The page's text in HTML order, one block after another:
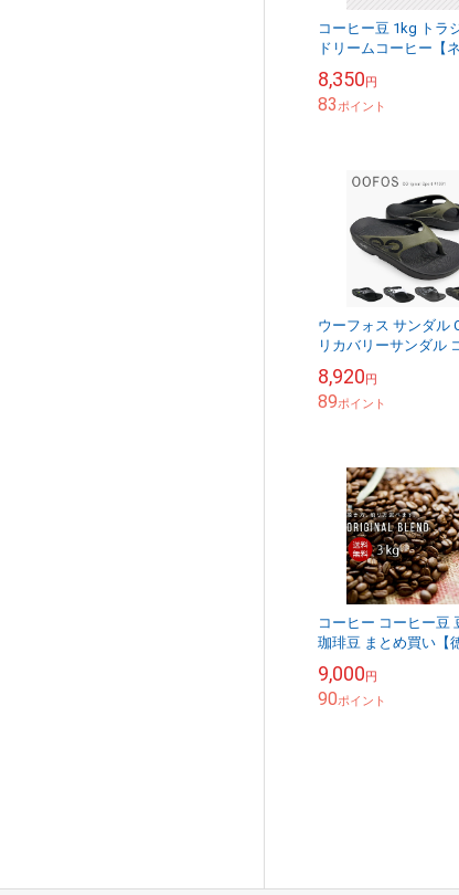
コーヒー豆 1kg トラ
ドリームコーヒー【
8,350円
83ポイント
ウーフォス サンダル
リカバリーサンダル
ル メンズ ユニセック
グ ...
8,920円
89ポイント
コーヒー コーヒー豆
珈琲豆 まとめ買い【
オリジナルブレンド
レンド【...
9,000円
90ポイント